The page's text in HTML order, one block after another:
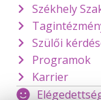
Székhely
Szülői
Programok
Karrier